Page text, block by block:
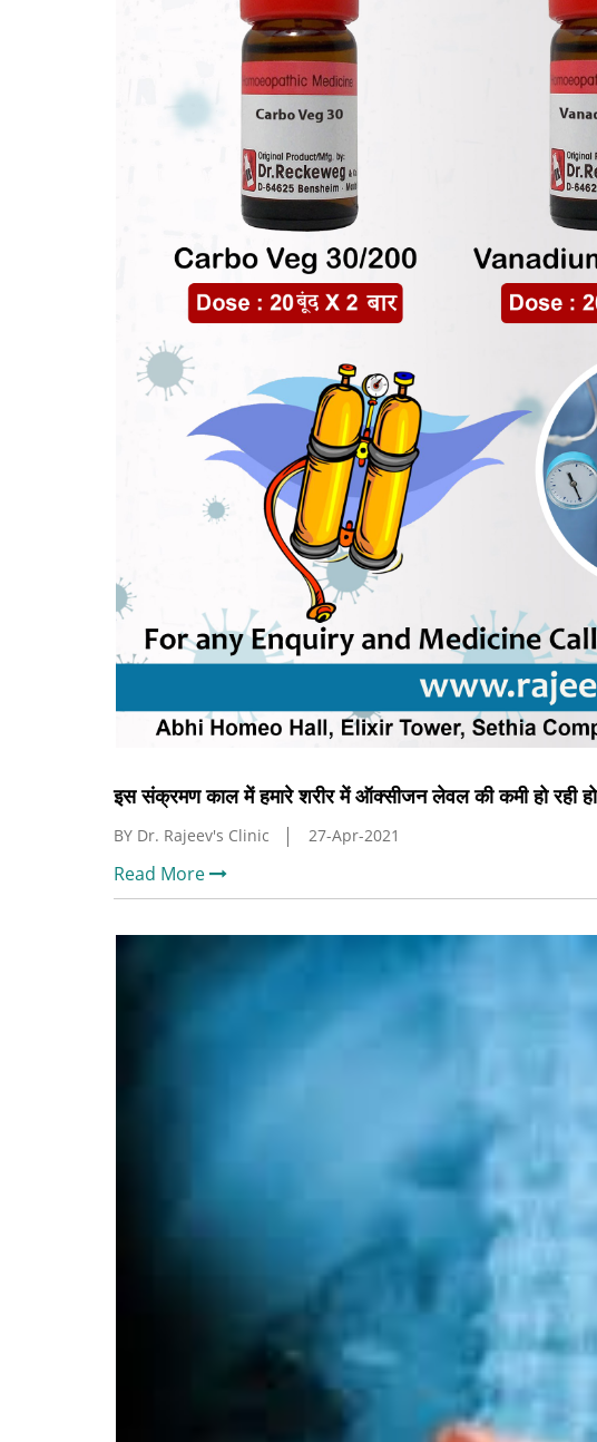
इस संक्रमण काल में हमारे शरीर में ऑक्सीजन लेवल की कमी हो रही
BY Dr. Rajeev's Clinic 27-Apr-2021
Read More